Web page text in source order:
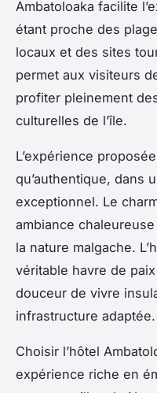
Ambatoloaka facilite
étant proche des
locaux et des sites
permet aux visiteurs
profiter pleinement
culturelles de l’île.
L’expérience
qu’authentique, dans
exceptionnel. Le
ambiance
la nature malgache.
véritable havre de
douceur de vivre
infrastructure adaptée.
Choisir l’hôtel
expérience riche en